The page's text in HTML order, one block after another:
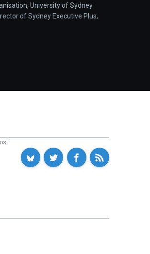
University of Sydney
of Sydney Executive Plus,